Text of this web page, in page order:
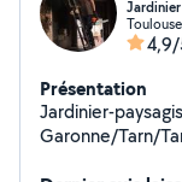
Présentation
Jardinier-
Garonne/Tarn/